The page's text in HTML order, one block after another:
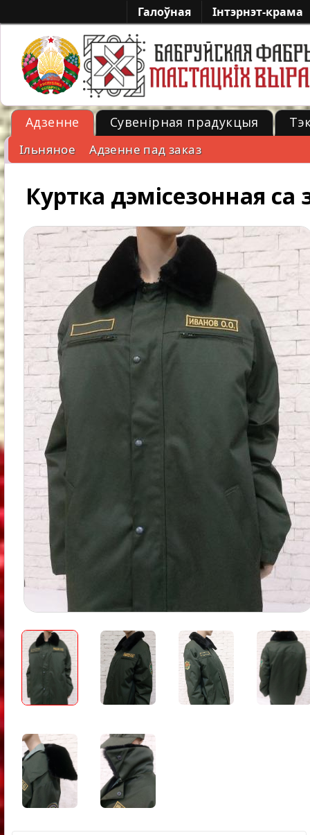
Галоўная Iнтэрнэт-крама
-->
Адзенне
Ільняное Адзенне пад заказ
Сувенірная прадукцыя
Куртка дэмісезонная